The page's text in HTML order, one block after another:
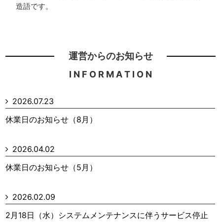
造語です。
運営からのお知らせ
I N F O R M A T I O N
2026.07.23
休業日のお知らせ（8月）
2026.04.02
休業日のお知らせ（5月）
2026.02.09
2月18日（水）システムメンテナンスに伴うサービス停止